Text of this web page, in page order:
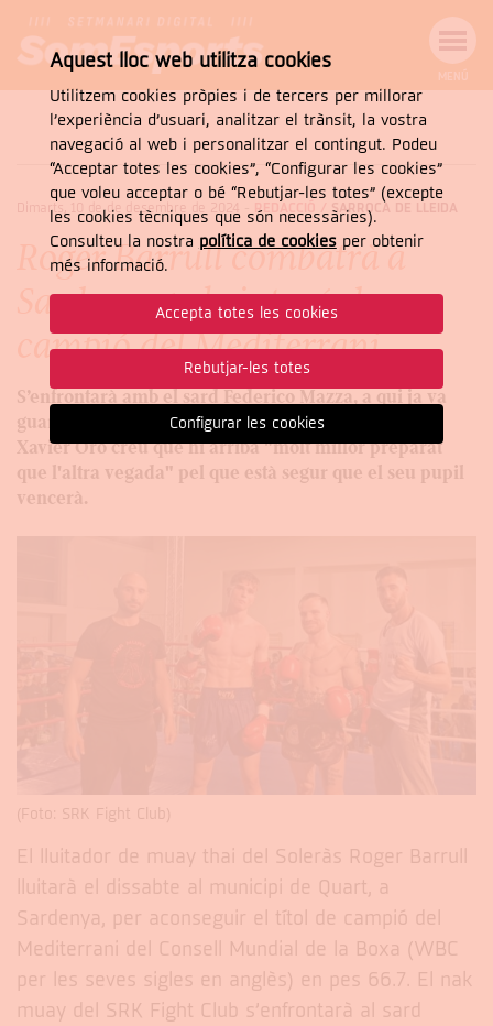
NAVEGACIÓ
MENÚ
Cercar
CERCAR
Dimarts, 10 de de desembre de 2024 REDACCIÓ / SARROCA DE LLEIDA
Roger Barrull combatrà a
Sardenya pel cinturó de
campió del Mediterrani
S’enfrontarà amb el sard Federico Mazza, a qui ja va
guanyar a l’abril per KO. L'entrenador de Barrull,
Xavier Oró creu que hi arriba "molt millor preparat
que l'altra vegada" pel que està segur que el seu pupil
vencerà.
(Foto: SRK Fight Club)
El lluitador de muay thai del Soleràs Roger Barrull
lluitarà el dissabte al municipi de Quart, a
Sardenya, per aconseguir el títol de campió del
Mediterrani del Consell Mundial de la Boxa (WBC
per les seves sigles en anglès) en pes 66.7. El nak
muay del SRK Fight Club s’enfrontarà al sard
Aquest lloc web utilitza cookies
Utilitzem cookies pròpies i de tercers per millorar
l’experiència d’usuari, analitzar el trànsit, la vostra
navegació al web i personalitzar el contingut. Podeu
“Acceptar totes les cookies”, “Configurar les cookies”
que voleu acceptar o bé “Rebutjar-les totes” (excepte
les cookies tècniques que són necessàries).
Consulteu la nostra política de cookiesper obtenir
més informació.
Accepta totes les cookies
Rebutjar-les totes
Configurar les cookies